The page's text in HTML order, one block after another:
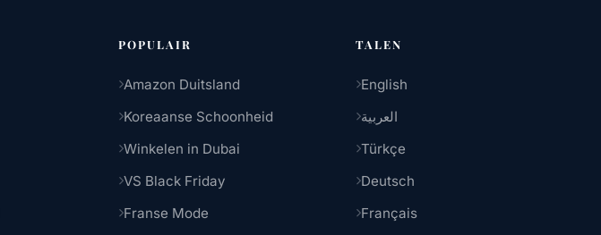
POPULAIR
Amazon Duitsland
Koreaanse Schoonheid
Winkelen in Dubai
VS Black Friday
Franse Mode
TALEN
English
العربية
Türkçe
Deutsch
Français